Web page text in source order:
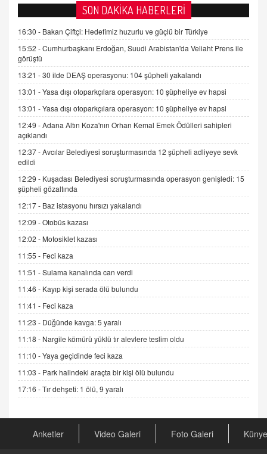
AV. DOĞAN CAN DOĞAN
Kişisel verilerin korunması ve dijital hukukun
gelişimi
15.09.2025 16:17
SEHER EREK
Kış Ayları Geldi, Hangi Önlemler Alınmalı?
9.12.2025 10:11
İNCİ GÜL AKÖL
06.07.2026 13:00
ADEM AKÖL
Esed Destekçilerinin Yüzüne Vurulan Şamar:
Sednaya
11.12.2024 12:30
DR. EKREM ASLAN
Gerçek Ne, Algı Ne? "Beraber Yürüyoruz"
Cümlesinin Peşinden
19.07.2025 12:45
GÖNÜL MENEKŞE
Şifacının Yolu
04.11.2025 12:56
AV. RÜMEYSA ÖZKALE
Kira Uyuşmazlıklarında Dava Açmadan Önce
Arabulucuya Başvuru Şartı
CAN UĞURATEŞ
Değişen yapısıyla Suriye
SON DAKİKA HABERLERİ
16:30 - Bakan Çiftçi: Hedefimiz huzurlu ve güçlü bir Türkiye
15:52 -Cumhurbaşkanı Erdoğan, Suudi Arabistan'da Veliaht Prens ile
görüştü
13:21 -30 ilde DEAŞ operasyonu: 104 şüpheli yakalandı
13:01 -Yasa dışı otoparkçılara operasyon: 10 şüpheliye ev hapsi
13:01 -Yasa dışı otoparkçılara operasyon: 10 şüpheliye ev hapsi
12:49 -Adana Altın Koza'nın Orhan Kemal Emek Ödülleri sahipleri
açıklandı
12:37 -Avcılar Belediyesi soruşturmasında 12 şüpheli adliyeye sevk
edildi
12:29 - Kuşadası Belediyesi soruşturmasında operasyon genişledi: 15
şüpheli gözaltında
12:17 - Baz istasyonu hırsızı yakalandı
12:09 -Otobüs kazası
12:02 - Motosiklet kazası
11:55 - Feci kaza
11:51 -Sulama kanalında can verdi
11:46 - Kayıp kişi serada ölü bulundu
11:41 - Feci kaza
11:23 - Düğünde kavga: 5 yaralı
11:18 - Nargile kömürü yüklü tır alevlere teslim oldu
11:10 -Yaya geçidinde feci kaza
11:03 - Park halindeki araçta bir kişi ölü bulundu
17:16 -Tır dehşeti: 1 ölü, 9 yaralı
Anketler Video Galeri Foto Galeri Künye